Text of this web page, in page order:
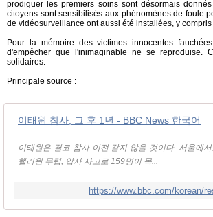
prodiguer les premiers soins sont désormais
citoyens sont sensibilisés aux phénomènes de foule
de vidéosurveillance ont aussi été installées, y
Pour la mémoire des victimes innocentes
d'empêcher que l'inimaginable ne se reproduise.
solidaires.
Principale source :
이태원 참사, 그 후 1년 - BBC News 한국어
이태원은 결코 참사 이전 같지 않을 것이다. 서울에
핼러윈 무렵, 압사 사고로 159명이 목...
https://www.bbc.com/korean/